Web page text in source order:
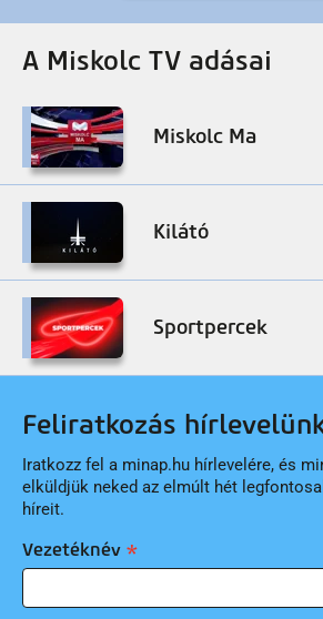
A Miskolc TV adásai
Miskolc Ma
Kilátó
Sportpercek
Feliratkozás
Iratkozz fel a minap.hu hírlevelére, és
elküldjük neked az elmúlt hét
híreit.
Vezetéknév